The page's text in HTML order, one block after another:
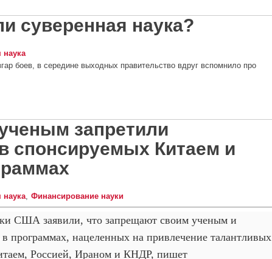
суверенная наука?
наука
боев, в середине выходных правительство вдруг вспомнило про
запретили
спонсируемых Китаем и
наука Финансирование науки
США заявили, что запрещают своим ученым и
в программах, нацеленных на привлечение талантливых
Россией, Ираном и КНДР, пишет